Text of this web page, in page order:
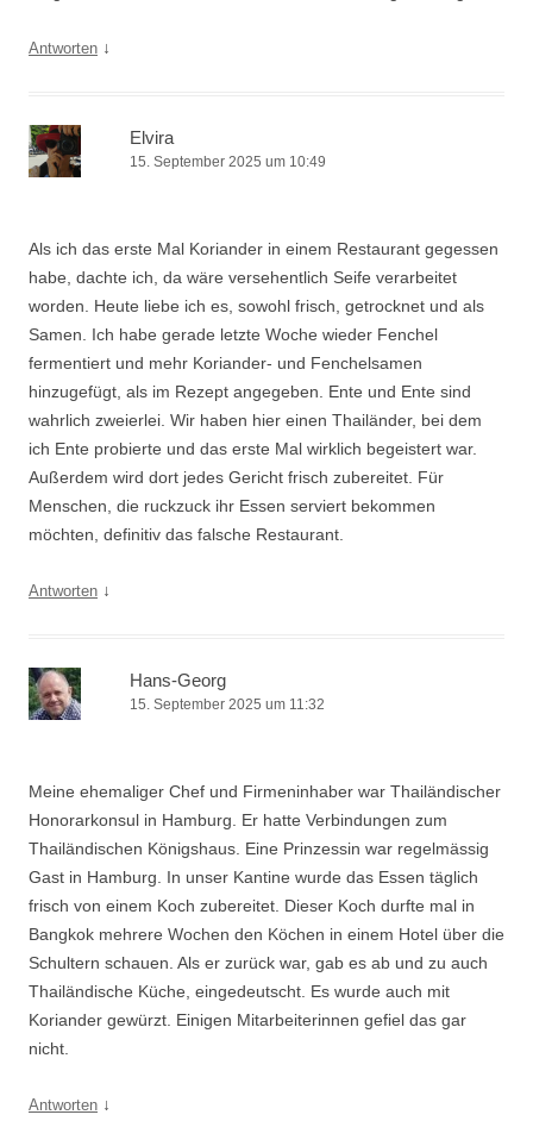
Antworten ↓
Elvira
15. September 2025 um 10:49
Als ich das erste Mal Koriander in einem Restaurant gegessen
habe, dachte ich, da wäre versehentlich Seife verarbeitet
worden. Heute liebe ich es, sowohl frisch, getrocknet und als
Samen. Ich habe gerade letzte Woche wieder Fenchel
fermentiert und mehr Koriander- und Fenchelsamen
hinzugefügt, als im Rezept angegeben. Ente und Ente sind
wahrlich zweierlei. Wir haben hier einen Thailänder, bei dem
ich Ente probierte und das erste Mal wirklich begeistert war.
Außerdem wird dort jedes Gericht frisch zubereitet. Für
Menschen, die ruckzuck ihr Essen serviert bekommen
möchten, definitiv das falsche Restaurant.
Antworten ↓
Hans-Georg
15. September 2025 um 11:32
Meine ehemaliger Chef und Firmeninhaber war Thailändischer
Honorarkonsul in Hamburg. Er hatte Verbindungen zum
Thailändischen Königshaus. Eine Prinzessin war regelmässig
Gast in Hamburg. In unser Kantine wurde das Essen täglich
frisch von einem Koch zubereitet. Dieser Koch durfte mal in
Bangkok mehrere Wochen den Köchen in einem Hotel über die
Schultern schauen. Als er zurück war, gab es ab und zu auch
Thailändische Küche, eingedeutscht. Es wurde auch mit
Koriander gewürzt. Einigen Mitarbeiterinnen gefiel das gar
nicht.
Antworten ↓